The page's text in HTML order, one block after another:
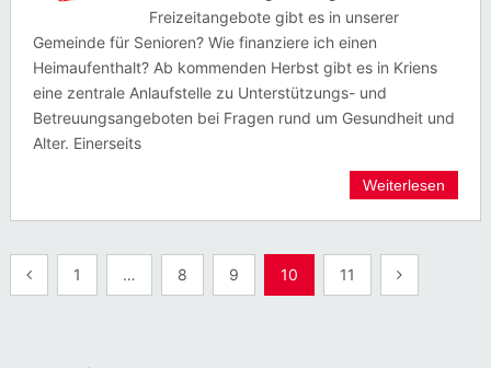
Freizeitangebote gibt es in unserer
Gemeinde für Senioren? Wie finanziere ich einen
Heimaufenthalt? Ab kommenden Herbst gibt es in Kriens
eine zentrale Anlaufstelle zu Unterstützungs- und
Betreuungsangeboten bei Fragen rund um Gesundheit und
Alter. Einerseits
Weiterlesen
Seitennummerierung
1 … 8 9 10 11